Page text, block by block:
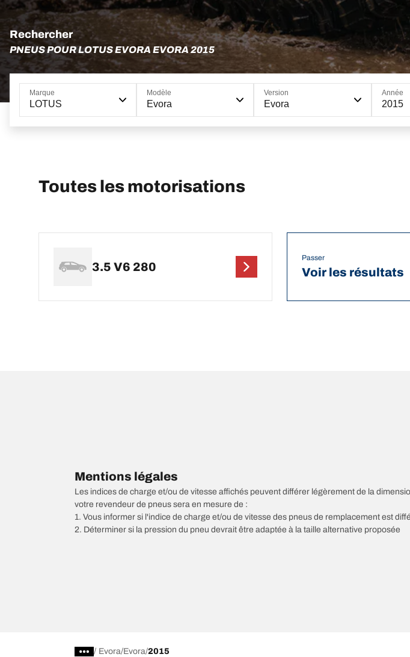
Rechercher
PNEUS POUR LOTUS EVORA EVORA 2015
Marque
LOTUS
Modèle
Evora
Version
Evora
Année
2015
Toutes les motorisations
3.5 V6 280
Passer
Voir les résultats
Mentions légales
Les indices de charge et/ou de vitesse affichés peuvent différer légèrement de la
votre revendeur de pneus sera en mesure de :
1. Vous informer si l'indice de charge et/ou de vitesse des pneus de remplacement est
2. Déterminer si la pression du pneu devrait être adaptée à la taille alternative proposée
/ Evora Evora 2015